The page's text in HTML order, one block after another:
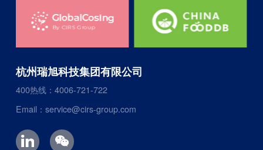
杭州瑞旭科技集团有限公司
400热线：4006-721-722
Email：service@cirs-group.com